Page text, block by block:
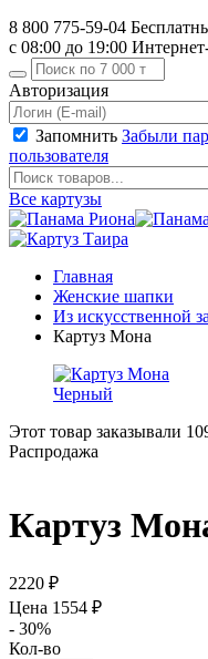
8 800 775-59-04
с 08:00 до 19:00
Авторизация
Запомнить Забыли
пользователя
Все картузы
Главная
Женские шапки
Из искусственной
Картуз Мона
Черный
Этот товар заказывали
Распродажа
Картуз
2220 ₽
Цена 1554 ₽
- 30%
Кол-во